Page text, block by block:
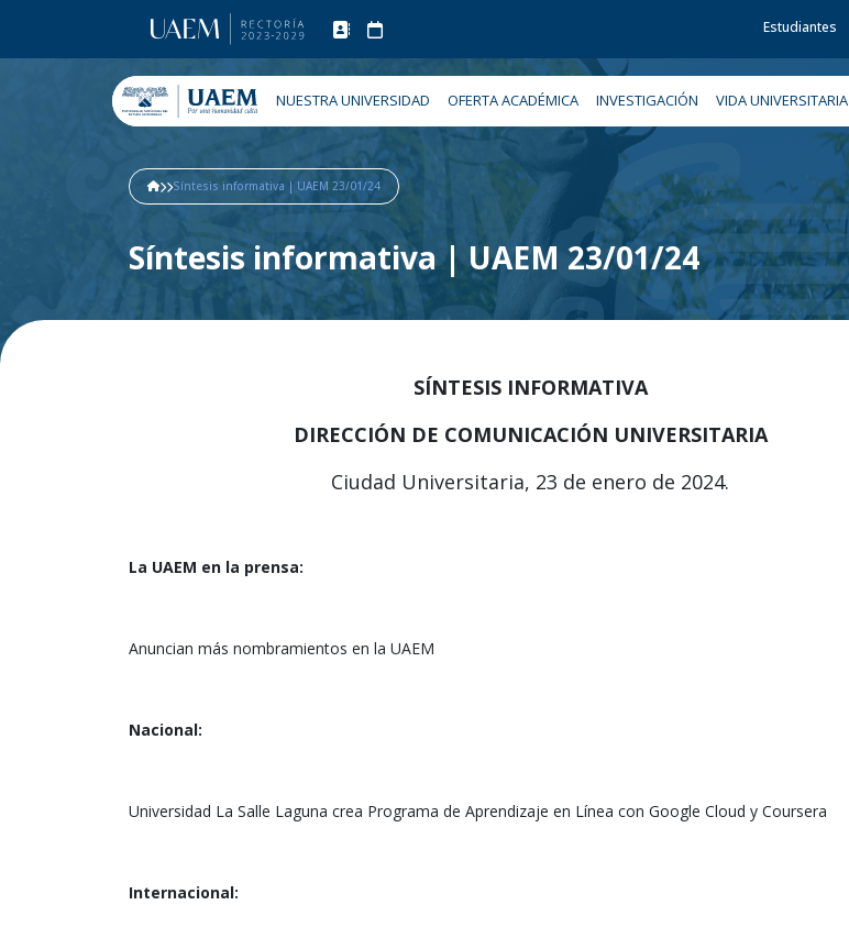
Estudiantes
NUESTRA UNIVERSIDAD OFERTA ACADÉMICA INVESTIGACIÓN VIDA UNIVERSITARIA
Síntesis informativa | UAEM 23/01/24
Síntesis informativa | UAEM 23/01/24
SÍNTESIS INFORMATIVA
DIRECCIÓN DE COMUNICACIÓN UNIVERSITARIA
Ciudad Universitaria, 23 de enero de 2024.
La UAEM en la prensa:
Anuncian más nombramientos en la UAEM
Nacional:
Universidad La Salle Laguna crea Programa de Aprendizaje en Línea con Google Cloud y Coursera
Internacional: